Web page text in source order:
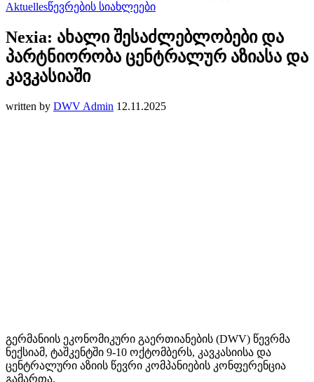
Aktuellesწევრების სიახლეები
Nexia: ახალი შესაძლებლობები და
პარტნიორობა ცენტრალურ აზიასა და
კავკასიაში
written by DWV Admin 12.11.2025
გერმანიის ეკონომიკური გაერთიანების (DWV) წევრმა
ნექსიამ, ტაშკენტში 9-10 ოქტომბერს, კავკასიისა და
ცენტრალური აზიის წევრი კომპანიების კონფერენცია
გამართა.